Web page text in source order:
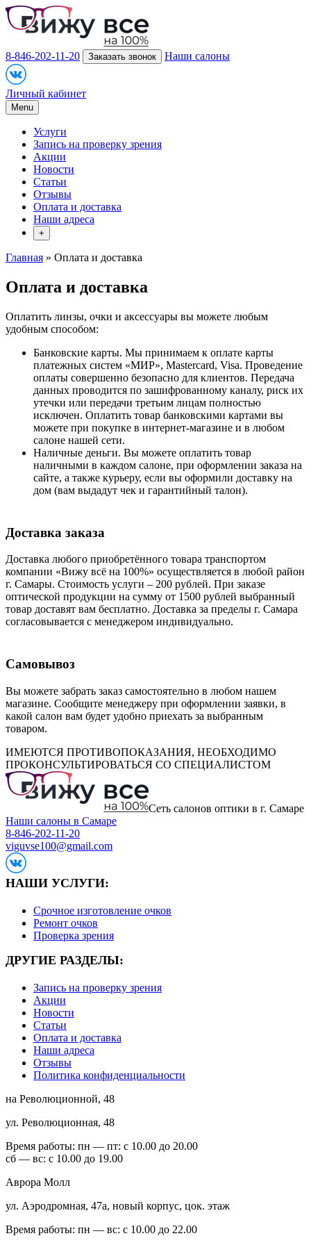
8-846-202-11-20 Заказать звонок Наши салоны
Личный кабинет
Menu
Услуги
Запись на проверку зрения
Акции
Новости
Статьи
Отзывы
Оплата и доставка
Наши адреса
+
Главная » Оплата и доставка
Оплата и доставка
Оплатить линзы, очки и аксессуары вы можете любым
удобным способом:
Банковские карты. Мы принимаем к оплате карты
платежных систем «МИР», Mastercard, Visa. Проведение
оплаты совершенно безопасно для клиентов. Передача
данных проводится по зашифрованному каналу, риск их
утечки или передачи третьим лицам полностью
исключен. Оплатить товар банковскими картами вы
можете при покупке в интернет-магазине и в любом
салоне нашей сети.
Наличные деньги. Вы можете оплатить товар
наличными в каждом салоне, при оформлении заказа на
сайте, а также курьеру, если вы оформили доставку на
дом (вам выдадут чек и гарантийный талон).
Доставка заказа
Доставка любого приобретённого товара транспортом
компании «Вижу всё на 100%» осуществляется в любой район
г. Самары. Стоимость услуги ‒ 200 рублей. При заказе
оптической продукции на сумму от 1500 рублей выбранный
товар доставят вам бесплатно. Доставка за пределы г. Самара
согласовывается с менеджером индивидуально.
Самовывоз
Вы можете забрать заказ самостоятельно в любом нашем
магазине. Сообщите менеджеру при оформлении заявки, в
какой салон вам будет удобно приехать за выбранным
товаром.
ИМЕЮТСЯ ПРОТИВОПОКАЗАНИЯ, НЕОБХОДИМО
ПРОКОНСУЛЬТИРОВАТЬСЯ СО СПЕЦИАЛИСТОМ
Сеть салонов оптики в г. Самаре
Наши салоны в Самаре
8-846-202-11-20
viguvse100@gmail.com
НАШИ УСЛУГИ:
Срочное изготовление очков
Ремонт очков
Проверка зрения
ДРУГИЕ РАЗДЕЛЫ:
Запись на проверку зрения
Акции
Новости
Статьи
Оплата и доставка
Наши адреса
Отзывы
Политика конфиденциальности
на Революционной, 48
ул. Революционная, 48
Время работы: пн — пт: с 10.00 до 20.00
сб — вс: с 10.00 до 19.00
Аврора Молл
ул. Аэродромная, 47а, новый корпус, цок. этаж
Время работы: пн — вс: с 10.00 до 22.00